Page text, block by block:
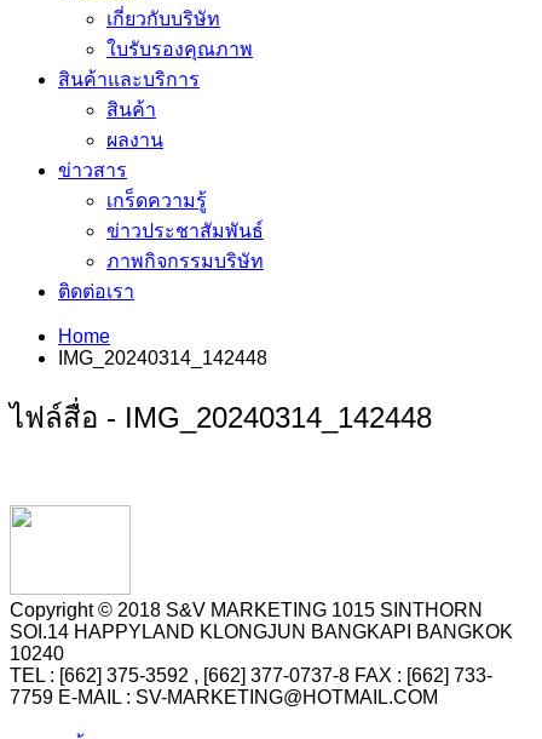
เกี่ยวกับบริษัท
ใบรับรองคุณภาพ
สินค้าและบริการ
สินค้า
ผลงาน
ข่าวสาร
เกร็ดความรู้
ข่าวประชาสัมพันธ์
ภาพกิจกรรมบริษัท
ติดต่อเรา
Home
IMG_20240314_142448
ไฟล์สื่อ - IMG_20240314_142448
Copyright © 2018 S&V MARKETING 1015 SINTHORN
SOI.14 HAPPYLAND KLONGJUN BANGKAPI BANGKOK
10240
TEL : [662] 375-3592 , [662] 377-0737-8 FAX : [662] 733-
7759 E-MAIL : SV-MARKETING@HOTMAIL.COM